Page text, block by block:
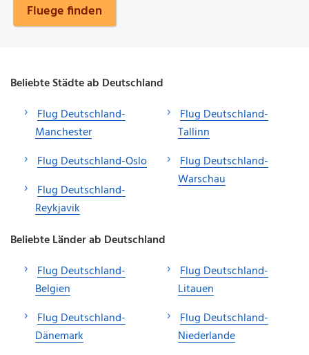
Fluege finden
Beliebte Städte ab Deutschland
Flug Deutschland-
Manchester
Flug Deutschland-Oslo
Flug Deutschland-
Reykjavik
Flug Deutschland-
Tallinn
Flug Deutschland-
Warschau
Beliebte Länder ab Deutschland
Flug Deutschland-
Belgien
Flug Deutschland-
Dänemark
Flug Deutschland-
Litauen
Flug Deutschland-
Niederlande